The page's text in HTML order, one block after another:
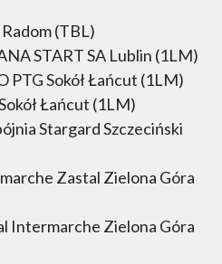
(TBL)
START SA Lublin (1LM)
PTG Sokół Łańcut (1LM)
Łańcut (1LM)
Stargard Szczeciński
Zastal Zielona Góra
Intermarche Zielona Góra